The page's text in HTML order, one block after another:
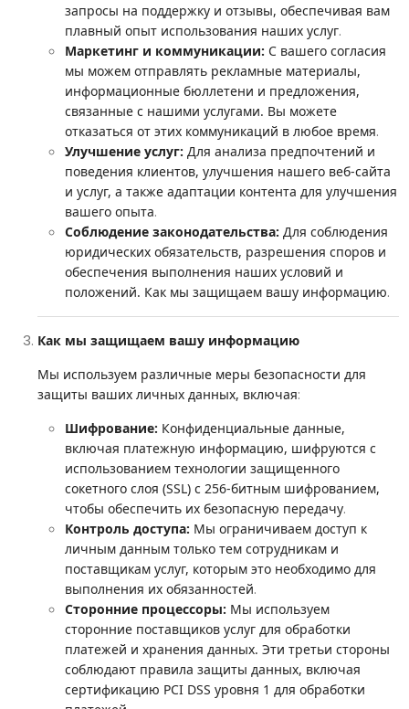
запросы на поддержку и отзывы, обеспечивая вам
плавный опыт использования наших услуг.
Маркетинг и коммуникации: С вашего согласия
мы можем отправлять рекламные материалы,
информационные бюллетени и предложения,
связанные с нашими услугами. Вы можете
отказаться от этих коммуникаций в любое время.
Улучшение услуг: Для анализа предпочтений и
поведения клиентов, улучшения нашего веб-сайта
и услуг, а также адаптации контента для улучшения
вашего опыта.
Соблюдение законодательства: Для соблюдения
юридических обязательств, разрешения споров и
обеспечения выполнения наших условий и
положений. Как мы защищаем вашу информацию.
Как мы защищаем вашу информацию
Мы используем различные меры безопасности для
защиты ваших личных данных, включая:
Шифрование: Конфиденциальные данные,
включая платежную информацию, шифруются с
использованием технологии защищенного
сокетного слоя (SSL) с 256-битным шифрованием,
чтобы обеспечить их безопасную передачу.
Контроль доступа: Мы ограничиваем доступ к
личным данным только тем сотрудникам и
поставщикам услуг, которым это необходимо для
выполнения их обязанностей.
Сторонние процессоры: Мы используем
сторонние поставщиков услуг для обработки
платежей и хранения данных. Эти третьи стороны
соблюдают правила защиты данных, включая
сертификацию PCI DSS уровня 1 для обработки